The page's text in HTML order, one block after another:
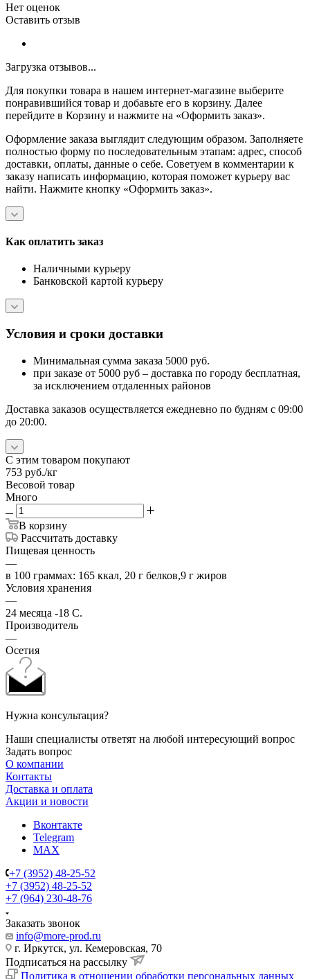
Нет оценок
Оставить отзыв
Загрузка отзывов...
Для покупки товара в нашем интернет-магазине выберите
понравившийся товар и добавьте его в корзину. Далее
перейдите в Корзину и нажмите на «Оформить заказ».
Оформление заказа выглядит следующим образом. Заполняете
полностью форму по последовательным этапам: адрес, способ
доставки, оплаты, данные о себе. Советуем в комментарии к
заказу написать информацию, которая поможет курьеру вас
найти. Нажмите кнопку «Оформить заказ».
Как оплатить заказ
Наличными курьеру
Банковской картой курьеру
Условия и сроки доставки
Минимальная сумма заказа 5000 руб.
при заказе от 5000 руб – доставка по городу бесплатная,
за исключением отдаленных районов
Доставка заказов осуществляется ежедневно по будням с 09:00
до 20:00.
С этим товаром покупают
753 руб./кг
Весовой товар
Много
В корзину
Рассчитать доставку
Пищевая ценность
—
в 100 граммах: 165 ккал, 20 г белков,9 г жиров
Условия хранения
—
24 месяца -18 С.
Производитель
—
Осетия
Нужна консультация?
Наши специалисты ответят на любой интересующий вопрос
Задать вопрос
О компании
Контакты
Доставка и оплата
Акции и новости
Вконтакте
Telegram
MAX
+7 (3952) 48-25-52
+7 (3952) 48-25-52
+7 (964) 230-48-76
Заказать звонок
info@more-prod.ru
г. Иркутск, ул. Кемеровская, 70
Подписаться на рассылку
Политика в отношении обработки персональных данных